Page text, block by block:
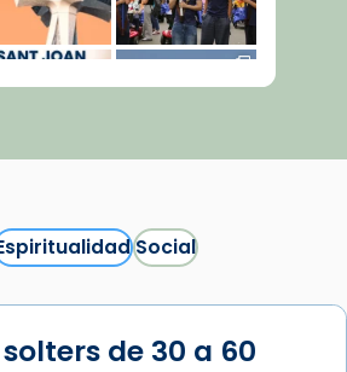
Social
de 30 a 60